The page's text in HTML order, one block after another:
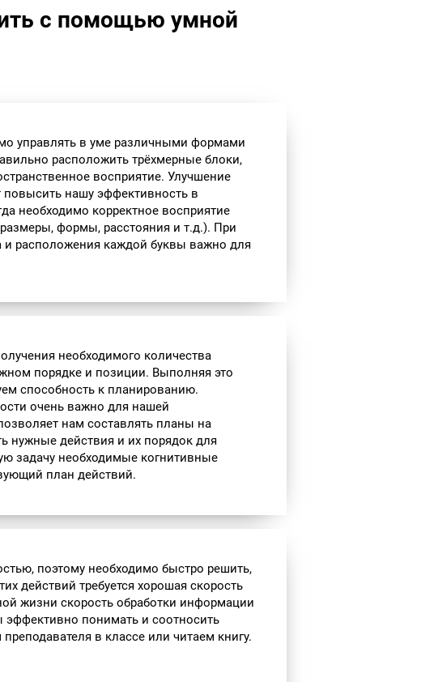
с помощью умной
управлять в уме различными формами
расположить трёхмерные блоки,
восприятие. Улучшение
нашу эффективность в
необходимо корректное восприятие
формы, расстояния и т.д.). При
и расположения каждой буквы важно для
необходимого количества
порядке и позиции. Выполняя это
способность к планированию.
очень важно для нашей
нам составлять планы на
нужные действия и их порядок для
задачу необходимые когнитивные
план действий.
поэтому необходимо быстро решить,
действий требуется хорошая скорость
жизни скорость обработки информации
понимать и соотносить
в классе или читаем книгу.